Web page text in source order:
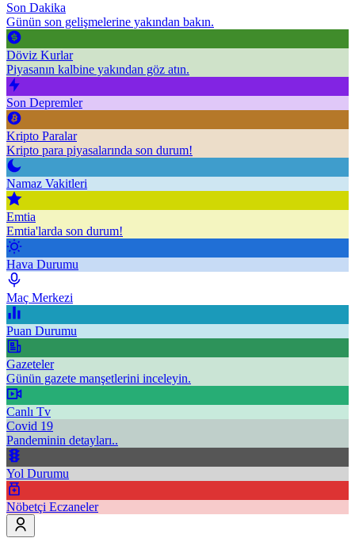
Son Dakika
Günün son gelişmelerine yakından bakın.
Döviz Kurlar
Piyasanın kalbine yakından göz atın.
Son Depremler
Kripto Paralar
Kripto para piyasalarında son durum!
Namaz Vakitleri
Emtia
Emtia'larda son durum!
Hava Durumu
Maç Merkezi
Puan Durumu
Gazeteler
Günün gazete manşetlerini inceleyin.
Canlı Tv
Covid 19
Pandeminin detayları..
Yol Durumu
Nöbetçi Eczaneler